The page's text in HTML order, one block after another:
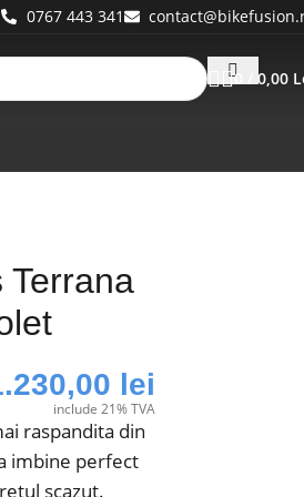
0767 443 341
0 0,00
Terrana
lei
include 21% TVA
raspandita din
imbine perfect
scazut.